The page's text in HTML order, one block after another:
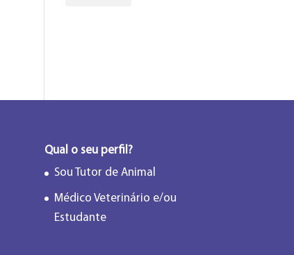
Qual o seu perfil?
Sou Tutor de Animal
Médico Veterinário e/ou
Estudante